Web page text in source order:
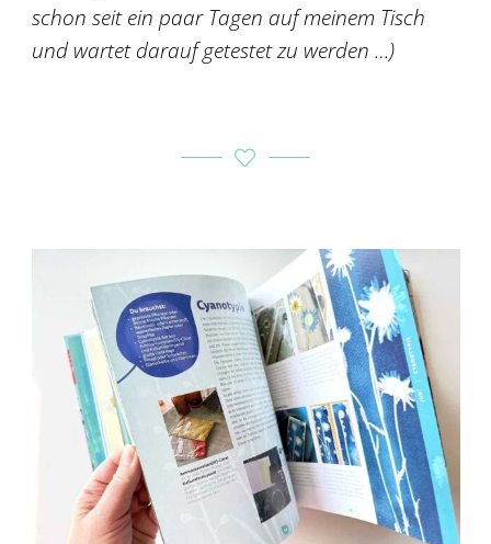
schon seit ein paar Tagen auf meinem Tisch
und wartet darauf getestet zu werden …)